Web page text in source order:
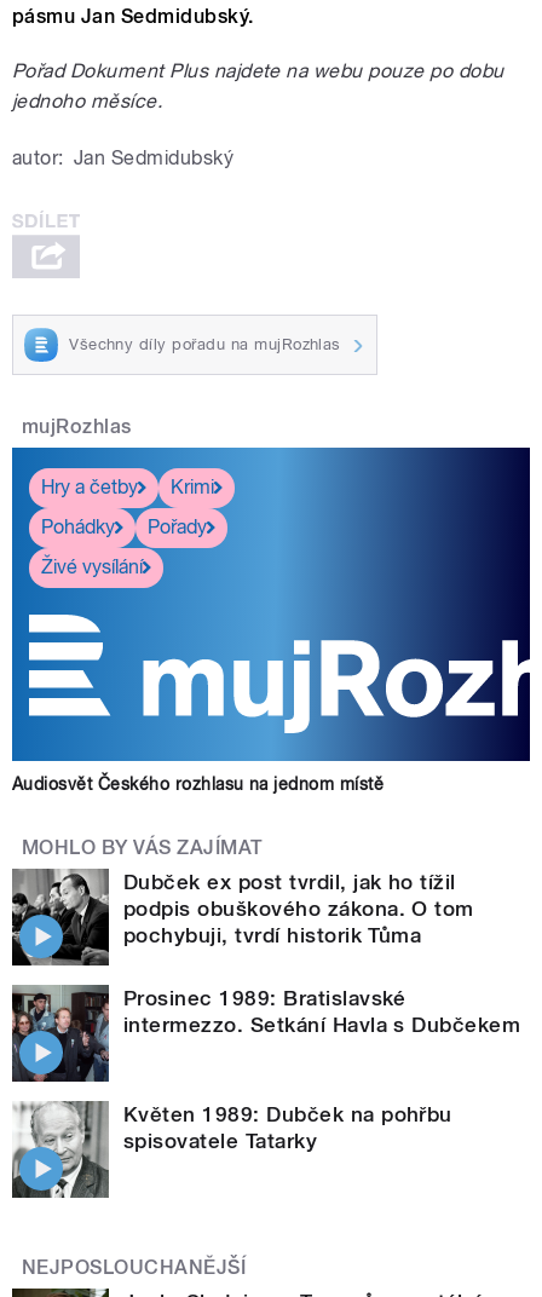
pásmu Jan Sedmidubský.
Pořad Dokument Plus najdete na webu pouze po dobu
jednoho měsíce.
autor: Jan Sedmidubský
Všechny díly pořadu na mujRozhlas
mujRozhlas
Hry a četby
Krimi
Pohádky
Pořady
Živé vysílání
Audiosvět Českého rozhlasu na jednom místě
MOHLO BY VÁS ZAJÍMAT
Dubček ex post tvrdil, jak ho tížil
podpis obuškového zákona. O tom
pochybuji, tvrdí historik Tůma
Prosinec 1989: Bratislavské
intermezzo. Setkání Havla s Dubčekem
Květen 1989: Dubček na pohřbu
spisovatele Tatarky
NEJPOSLOUCHANĚJŠÍ